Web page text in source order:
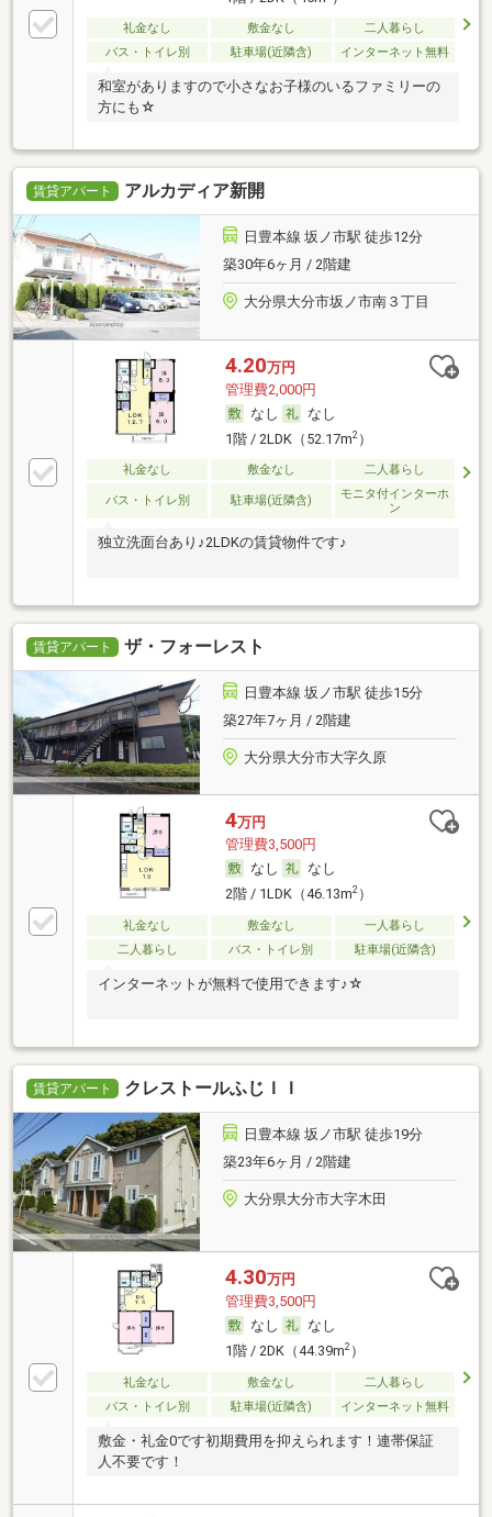
礼金なし 敷金なし
二人暮らし
バス・トイレ別
駐車場(近隣含) インターネット無料
和室がありますので小さなお子様のいるファミリーの
方にも☆
賃貸アパート アルカディア新開
日豊本線 坂ノ市駅 徒歩12分
築30年6ヶ月 / 2階建
大分県大分市坂ノ市南３丁目
4.20万円
管理費2,000円
なし
なし
1階 / 2LDK（52.17m2）
礼金なし 敷金なし 二人暮らし
バス・トイレ別 駐車場(近隣含)
モニタ付インターホ
ン
独立洗面台あり♪2LDKの賃貸物件です♪
賃貸アパート ザ・フォーレスト
日豊本線 坂ノ市駅 徒歩15分
築27年7ヶ月 / 2階建
大分県大分市大字久原
4万円
管理費3,500円
なし
なし
2階 / 1LDK（46.13m2）
礼金なし 敷金なし
一人暮らし
二人暮らし
バス・トイレ別 駐車場(近隣含)
インターネットが無料で使用できます♪☆
賃貸アパート クレストールふじＩＩ
日豊本線 坂ノ市駅 徒歩19分
築23年6ヶ月 / 2階建
大分県大分市大字木田
4.30万円
管理費3,500円
なし
なし
1階 / 2DK（44.39m2）
礼金なし 敷金なし
二人暮らし
バス・トイレ別
駐車場(近隣含) インターネット無料
敷金・礼金0です初期費用を抑えられます！連帯保証
人不要です！